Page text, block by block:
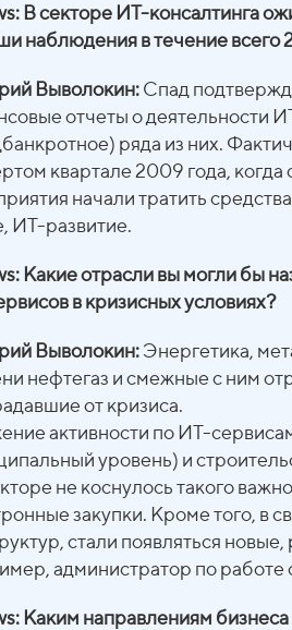
В секторе ИТ-консалтинга
наблюдения в течение всего
Выволокин:Спад
отчеты о деятельности
ряда из них.
квартале 2009 года,
начали тратить
ИТ-развитие.
Какие отрасли вы могли бы
в кризисных условиях?
Выволокин:Энергетика,
нефтегаз и смежные с ним
от кризиса.
активности по ИТ-
уровень) и
не коснулось такого
закупки. Кроме того, в
стали появляться
администратор по работе
Каким направлениям